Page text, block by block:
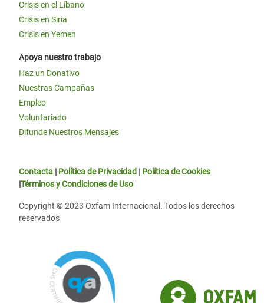
Crisis en el Líbano
Crisis en Siria
Crisis en Yemen
Apoya nuestro trabajo
Haz un Donativo
Nuestras Campañas
Empleo
Voluntariado
Difunde Nuestros Mensajes
Contacta | Política de Privacidad | Política de Cookies
|Términos y Condiciones de Uso
Copyright © 2023 Oxfam Internacional. Todos los derechos
reservados